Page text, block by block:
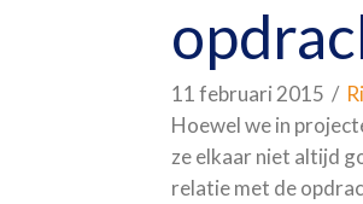
11 februari 2015 /
Hoewel we in
ze elkaar niet altijd
relatie met de